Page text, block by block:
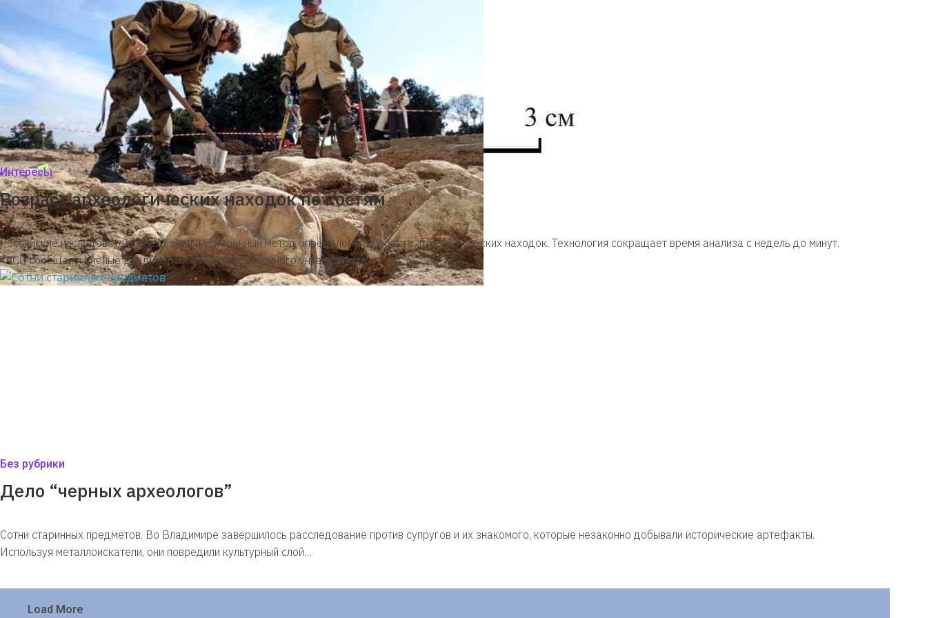
Интересы
Возраст археологических находок по костям
Российские исследователи предложили ускоренный метод определения возраста археологических находок. Технология сокращает время анализа с недель до минут.
ТАСС сообщает: Ученые Владимирского государственного университета…
Без рубрики
Дело “черных археологов”
Сотни старинных предметов. Во Владимире завершилось расследование против супругов и их знакомого, которые незаконно добывали исторические артефакты.
Используя металлоискатели, они повредили культурный слой…
Load More